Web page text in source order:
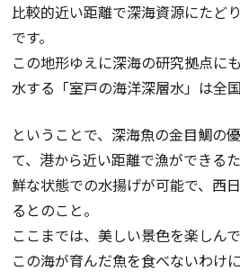
比較的近い距離で深海資源にたど
です。
この地形ゆえに深海の研究拠点に
水する「室戸の海洋深層水」は全
ということで、深海魚の金目鯛の
て、港から近い距離で漁ができる
鮮な状態での水揚げが可能で、西
るとのこと。
ここまでは、美しい景色を楽しん
この海が育んだ魚を食べないわけ